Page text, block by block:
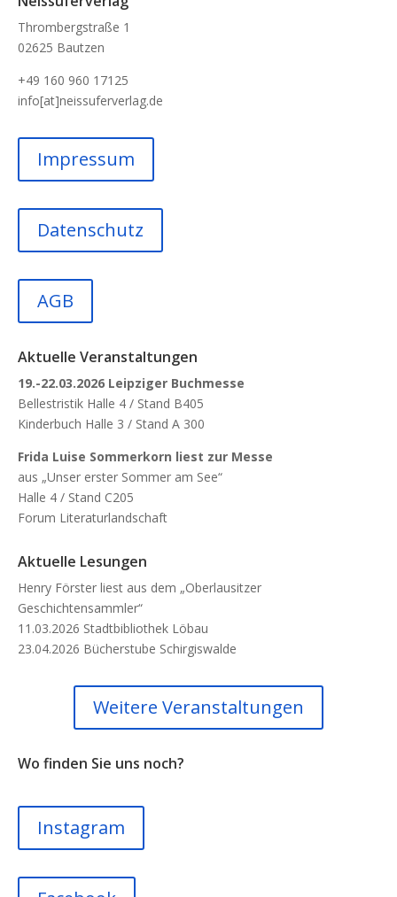
Thrombergstraße 1
02625 Bautzen
+49 160 960 17125
info[at]neissuferverlag.de
Impressum
Datenschutz
AGB
Aktuelle Veranstaltungen
19.-22.03.2026 Leipziger Buchmesse
Bellestristik Halle 4 / Stand B405
Kinderbuch Halle 3 / Stand A 300
Frida Luise Sommerkorn liest zur Messe
aus „Unser erster Sommer am See“
Halle 4 / Stand C205
Forum Literaturlandschaft
Aktuelle Lesungen
Henry Förster liest aus dem „Oberlausitzer
Geschichtensammler“
11.03.2026 Stadtbibliothek Löbau
23.04.2026 Bücherstube Schirgiswalde
Weitere Veranstaltungen
Wo finden Sie uns noch?
Instagram